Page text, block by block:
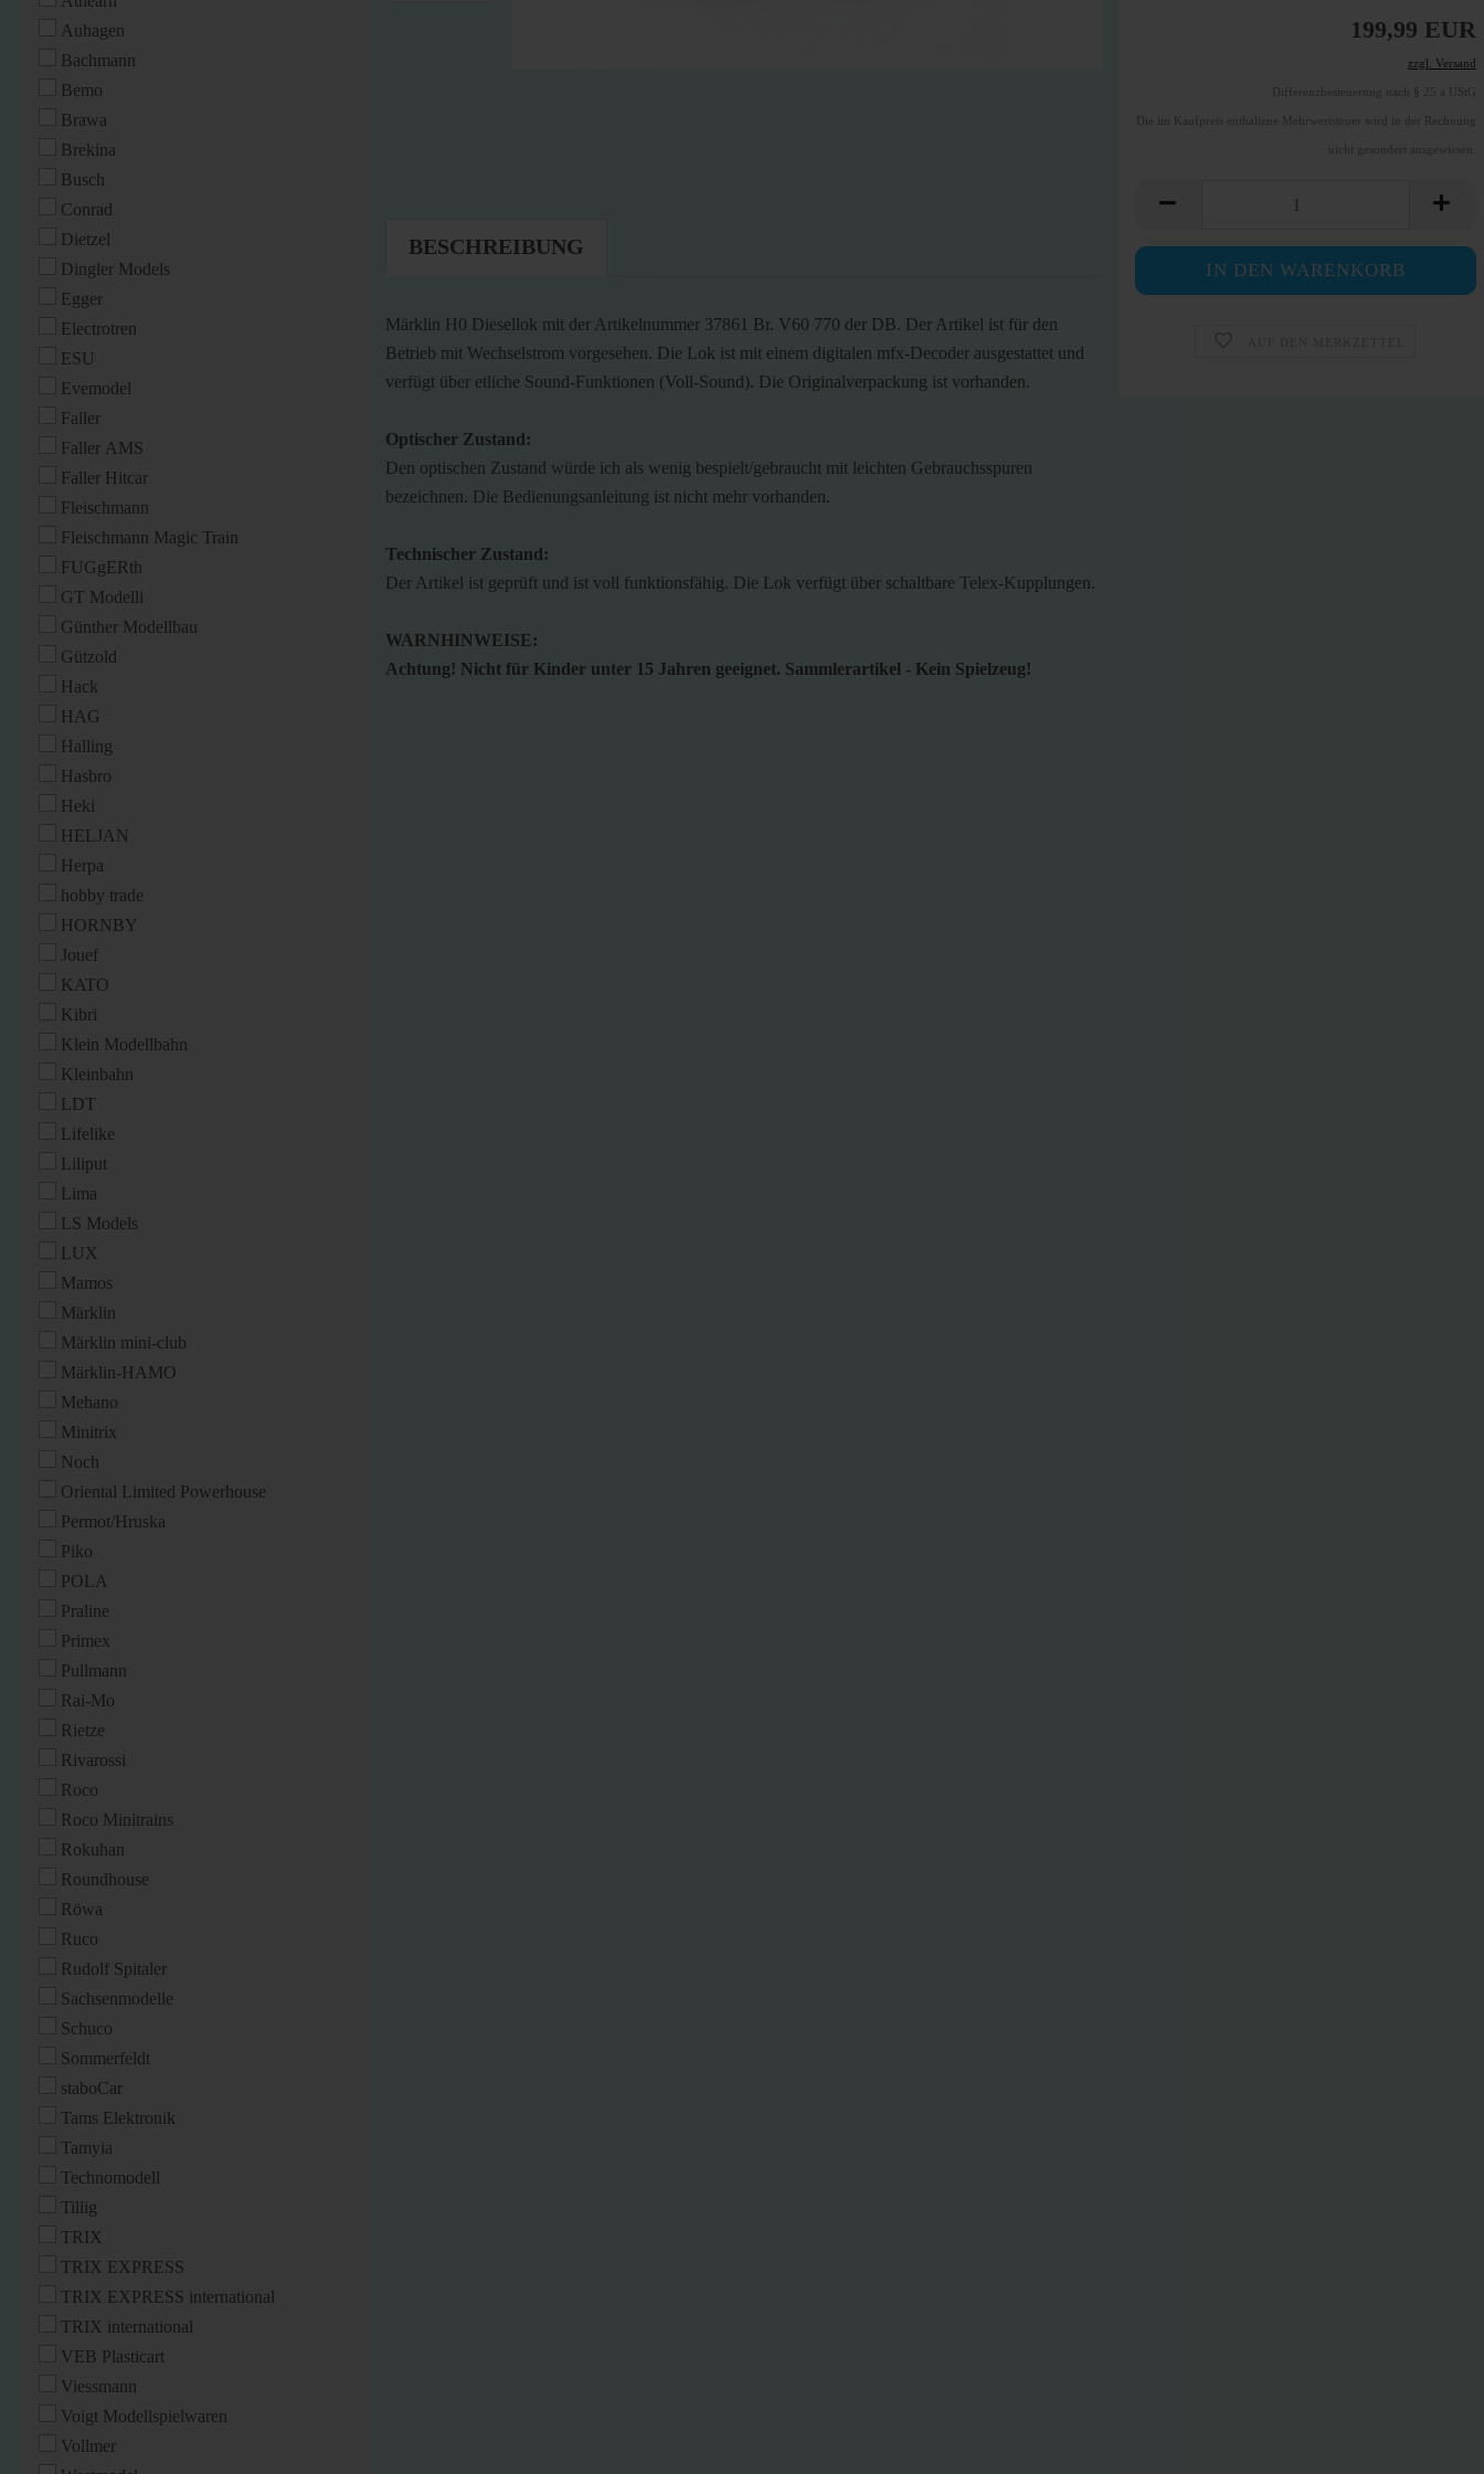
199,99 EUR
zzgl. Versand
Differenzbesteuerung nach § 25 a UStG
Die im Kaufpreis enthaltene Mehrwertsteuer wird in der Rechnung
nicht gesondert ausgewiesen.
BESCHREIBUNG
Märklin H0 Diesellok mit der Artikelnummer 37861 Br. V60 770 der DB. Der Artikel ist für den
Betrieb mit Wechselstrom vorgesehen. Die Lok ist mit einem digitalen mfx-Decoder ausgestattet und
verfügt über etliche Sound-Funktionen (Voll-Sound). Die Originalverpackung ist vorhanden.
Optischer Zustand:
Den optischen Zustand würde ich als wenig bespielt/gebraucht mit leichten Gebrauchsspuren
bezeichnen. Die Bedienungsanleitung ist nicht mehr vorhanden.
Technischer Zustand:
Der Artikel ist geprüft und ist voll funktionsfähig. Die Lok verfügt über schaltbare Telex-Kupplungen.
WARNHINWEISE:
Achtung! Nicht für Kinder unter 15 Jahren geeignet. Sammlerartikel - Kein Spielzeug!
Auhagen
Bachmann
Bemo
Brawa
Brekina
Busch
Conrad
Dietzel
Dingler Models
Egger
Electrotren
ESU
Evemodel
Faller
Faller AMS
Faller Hitcar
Fleischmann
Fleischmann Magic Train
FUGgERth
GT Modelli
Günther Modellbau
Gützold
Hack
HAG
Halling
Hasbro
Heki
HELJAN
Herpa
hobby trade
HORNBY
Jouef
KATO
Kibri
Klein Modellbahn
Kleinbahn
LDT
Lifelike
Liliput
Lima
LS Models
LUX
Mamos
Märklin
Märklin mini-club
Märklin-HAMO
Mehano
Minitrix
Noch
Oriental Limited Powerhouse
Permot/Hruska
Piko
POLA
Praline
Primex
Pullmann
Rai-Mo
Rietze
Rivarossi
Roco
Roco Minitrains
Rokuhan
Roundhouse
Röwa
Ruco
Rudolf Spitaler
Sachsenmodelle
Schuco
Sommerfeldt
staboCar
Tams Elektronik
Tamyia
Technomodell
Tillig
TRIX
TRIX EXPRESS
TRIX EXPRESS international
TRIX international
VEB Plasticart
Viessmann
Voigt Modellspielwaren
Vollmer